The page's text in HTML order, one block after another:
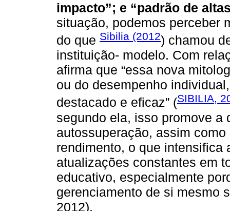
impacto”; e “padrão de
situação, podemos perceber
do que Sibilia (2012) chamou
instituição- modelo. Com
afirma que “essa nova
ou do desempenho
destacado e eficaz” (SIBILIA,
segundo ela, isso promove a
autossuperação, assim
rendimento, o que intensifica
atualizações constantes em
educativo, especialmente
gerenciamento de si mesmo
2012).